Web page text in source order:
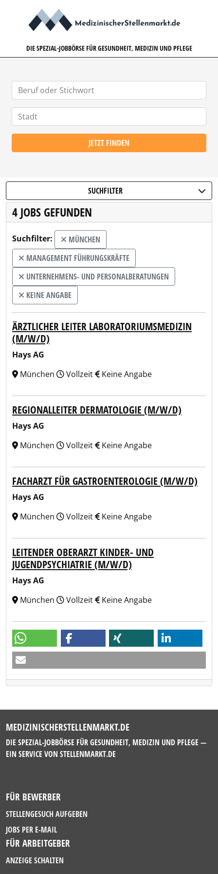
DIE SPEZIAL-JOBBÖRSE FÜR GESUNDHEIT, MEDIZIN UND PFLEGE
JETZT FINDEN
SUCHFILTER
4 JOBS GEFUNDEN
Suchfilter:
MÜNCHEN
MANAGEMENT FÜHRUNGSKRÄFTE
UNTERNEHMENS- UND PERSONALBERATUNGEN
KEINE ANGABE
ÄRZTLICHER LEITER LABORATORIUMSMEDIZIN
(M/W/D)
Hays AG
München
Vollzeit Keine Angabe
REGIONALLEITER DERMATOLOGIE (M/W/D)
Hays AG
München
Vollzeit Keine Angabe
FACHARZT FÜR GASTROENTEROLOGIE (M/W/D)
Hays AG
München
Vollzeit Keine Angabe
LEITENDER OBERARZT KINDER- UND
JUGENDPSYCHIATRIE (M/W/D)
Hays AG
München
Vollzeit Keine Angabe
MEDIZINISCHERSTELLENMARKT.DE
DIE SPEZIAL-JOBBÖRSE FÜR GESUNDHEIT, MEDIZIN UND PFLEGE —
EIN SERVICE VON STELLENMARKT.DE
FÜR BEWERBER
STELLENGESUCH AUFGEBEN
JOBS PER E-MAIL
FÜR ARBEITGEBER
ANZEIGE SCHALTEN